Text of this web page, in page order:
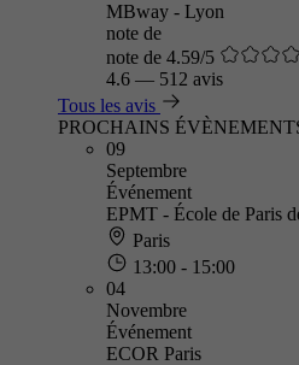
MBway - Lyon
note de
note de 4.59/5
4.6 — 512 avis
Tous les avis
PROCHAINS
09
Septembre
Événement
EPMT - École de Paris
Paris
13:00 - 15:00
04
Novembre
Événement
ECOR Paris